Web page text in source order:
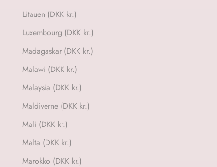
Litauen (DKK kr.)
Luxembourg (DKK kr.)
Madagaskar (DKK kr.)
Malawi (DKK kr.)
Malaysia (DKK kr.)
Maldiverne (DKK kr.)
Mali (DKK kr.)
Malta (DKK kr.)
Marokko (DKK kr.)